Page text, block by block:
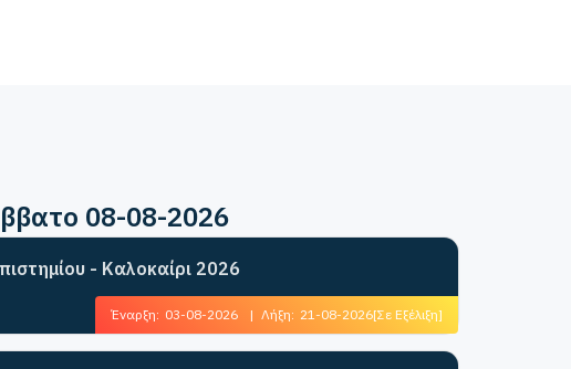
08-08-2026
- Καλοκαίρι 2026
Έναρξη: 03-08-2026 | Λήξη: 21-08-2026[Σε Εξέλιξη]